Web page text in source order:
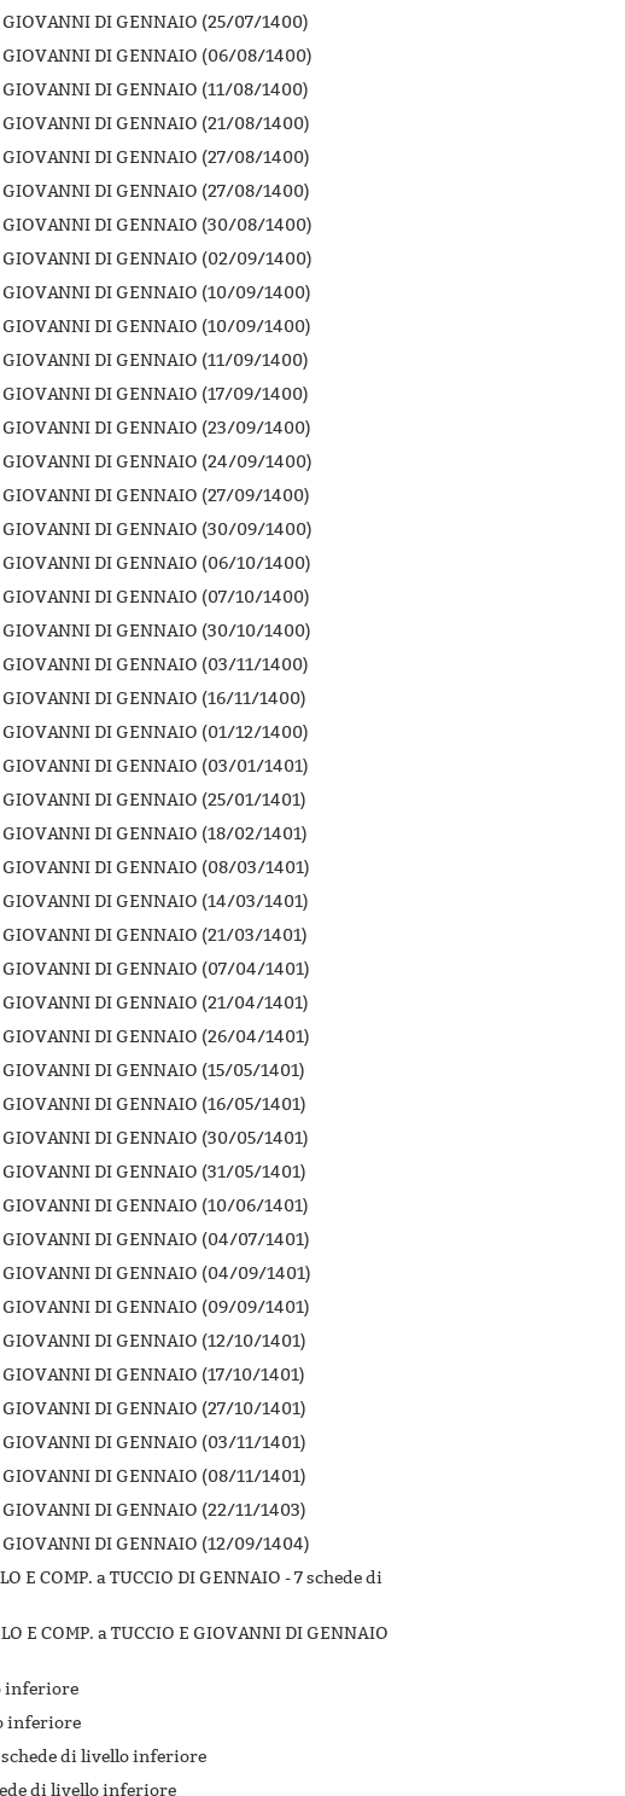
GIOVANNI DI GENNAIO (25/07/1400)
GIOVANNI DI GENNAIO (06/08/1400)
GIOVANNI DI GENNAIO (11/08/1400)
GIOVANNI DI GENNAIO (21/08/1400)
GIOVANNI DI GENNAIO (27/08/1400)
GIOVANNI DI GENNAIO (27/08/1400)
GIOVANNI DI GENNAIO (30/08/1400)
GIOVANNI DI GENNAIO (02/09/1400)
GIOVANNI DI GENNAIO (10/09/1400)
GIOVANNI DI GENNAIO (10/09/1400)
GIOVANNI DI GENNAIO (11/09/1400)
GIOVANNI DI GENNAIO (17/09/1400)
GIOVANNI DI GENNAIO (23/09/1400)
GIOVANNI DI GENNAIO (24/09/1400)
GIOVANNI DI GENNAIO (27/09/1400)
GIOVANNI DI GENNAIO (30/09/1400)
GIOVANNI DI GENNAIO (06/10/1400)
GIOVANNI DI GENNAIO (07/10/1400)
GIOVANNI DI GENNAIO (30/10/1400)
GIOVANNI DI GENNAIO (03/11/1400)
GIOVANNI DI GENNAIO (16/11/1400)
GIOVANNI DI GENNAIO (01/12/1400)
GIOVANNI DI GENNAIO (03/01/1401)
GIOVANNI DI GENNAIO (25/01/1401)
GIOVANNI DI GENNAIO (18/02/1401)
GIOVANNI DI GENNAIO (08/03/1401)
GIOVANNI DI GENNAIO (14/03/1401)
GIOVANNI DI GENNAIO (21/03/1401)
GIOVANNI DI GENNAIO (07/04/1401)
GIOVANNI DI GENNAIO (21/04/1401)
GIOVANNI DI GENNAIO (26/04/1401)
GIOVANNI DI GENNAIO (15/05/1401)
GIOVANNI DI GENNAIO (16/05/1401)
GIOVANNI DI GENNAIO (30/05/1401)
GIOVANNI DI GENNAIO (31/05/1401)
GIOVANNI DI GENNAIO (10/06/1401)
GIOVANNI DI GENNAIO (04/07/1401)
GIOVANNI DI GENNAIO (04/09/1401)
GIOVANNI DI GENNAIO (09/09/1401)
GIOVANNI DI GENNAIO (12/10/1401)
GIOVANNI DI GENNAIO (17/10/1401)
GIOVANNI DI GENNAIO (27/10/1401)
GIOVANNI DI GENNAIO (03/11/1401)
GIOVANNI DI GENNAIO (08/11/1401)
GIOVANNI DI GENNAIO (22/11/1403)
GIOVANNI DI GENNAIO (12/09/1404)
E COMP. a TUCCIO DI GENNAIO -7 schede di
E COMP. a TUCCIO E GIOVANNI DI GENNAIO
inferiore
inferiore
schede di livello inferiore
di livello inferiore